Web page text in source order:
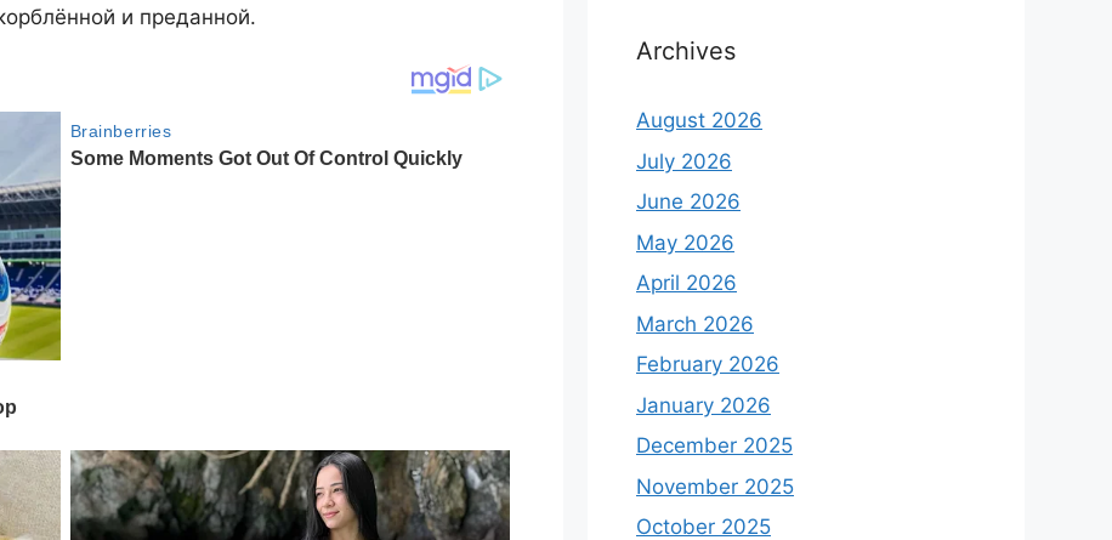
и преданной.
Archives
August 2026
July 2026
June 2026
May 2026
April 2026
March 2026
February 2026
January 2026
December 2025
November 2025
October 2025